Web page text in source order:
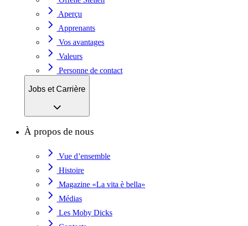
Aperçu
Apprenants
Vos avantages
Valeurs
Personne de contact
Jobs et Carrière
À propos de nous
Vue d’ensemble
Histoire
Magazine «La vita è bella»
Médias
Les Moby Dicks